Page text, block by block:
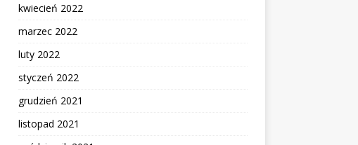
kwiecień 2022
marzec 2022
luty 2022
styczeń 2022
grudzień 2021
listopad 2021